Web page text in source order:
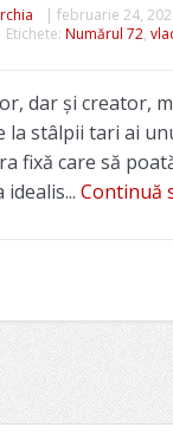
| februarie 24,
Etichete: Numărul 72,
dar și creator,
la stâlpii tari ai
fixă care să
Continuă